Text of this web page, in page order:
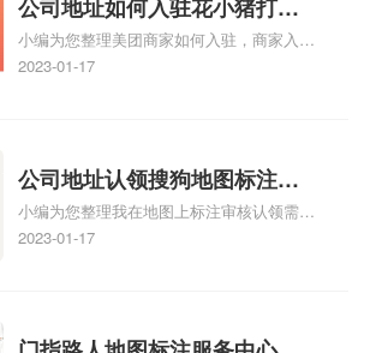
航：地图标注可以帮助客户更容易地找到商
户的实际位置。特别是对于新客户或不熟悉
该地区的客户来说，地图标注可以提供明确
图标注服务中心面的存在。对于一些客户来
说，实体指路人地
公司地址如何入驻花小猪打车
地图标记？指路人地图标注服
务中心铺如何入驻花小猪打车
小编为您整理美团商家如何入驻，商家入驻
教程、商家如何入驻地图、如何入驻地:、
2023-01-17
公司地址认领搜狗地图标注多
久审核？公司地址认领地图标
注多久审核？
小编为您整理我在地图上标注审核认领需要
多久、我在地图上标注审核认领需要多久
情可查看下方正文！
2023-01-17